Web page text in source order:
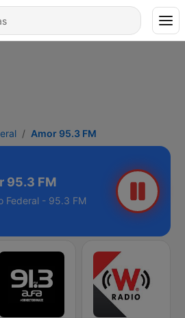
Amor 95.3 FM
95.3 FM
Federal - 95.3 FM